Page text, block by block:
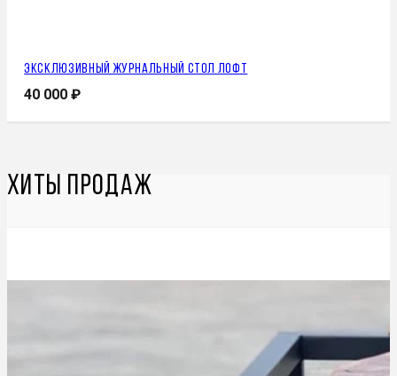
Эксклюзивный журнальный стол лофт
40 000₽
Хиты продаж